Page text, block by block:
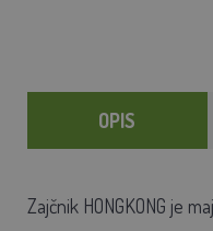
OPIS
Zajčnik HONGKONG je